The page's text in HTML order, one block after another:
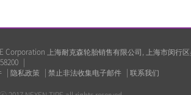
Corporation 上海耐克森轮胎销售有限公司, 上海市闵行
|
| 隐私政策 | 禁止非法收集电子邮件 | 联系我们